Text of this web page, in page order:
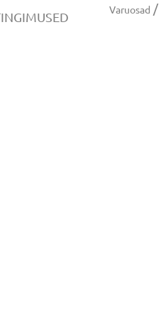
Varuosad /